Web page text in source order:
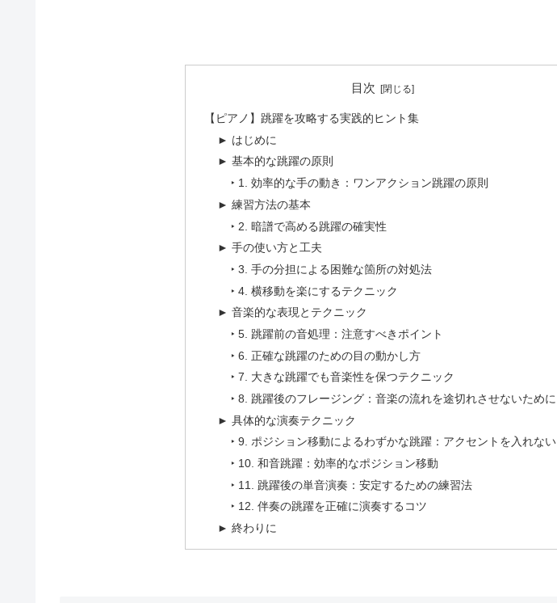
目次
【ピアノ】跳躍を攻略する実践的ヒント集
► はじめに
► 基本的な跳躍の原則
‣ 1. 効率的な手の動き：ワンアクション跳躍の原則
► 練習方法の基本
‣ 2. 暗譜で高める跳躍の確実性
► 手の使い方と工夫
‣ 3. 手の分担による困難な箇所の対処法
‣ 4. 横移動を楽にするテクニック
► 音楽的な表現とテクニック
‣ 5. 跳躍前の音処理：注意すべきポイント
‣ 6. 正確な跳躍のための目の動かし方
‣ 7. 大きな跳躍でも音楽性を保つテクニック
‣ 8. 跳躍後のフレージング：音楽の流れを途切れさせないために
► 具体的な演奏テクニック
‣ 9. ポジション移動によるわずかな跳躍：アクセントを入れない
‣ 10. 和音跳躍：効率的なポジション移動
‣ 11. 跳躍後の単音演奏：安定するための練習法
‣ 12. 伴奏の跳躍を正確に演奏するコツ
► 終わりに